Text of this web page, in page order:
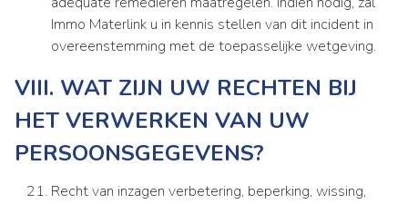
Immo Materlink u in kennis stellen van dit incident in
overeenstemming met de toepasselijke wetgeving.
VIII. WAT ZIJN UW RECHTEN BIJ
HET VERWERKEN VAN UW
PERSOONSGEGEVENS?
Recht van inzagen verbetering, beperking, wissing,